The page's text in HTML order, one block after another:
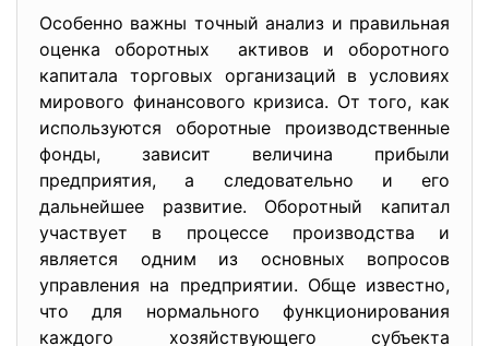
Особенно важны точный анализ и правильная
оценка оборотных активов и оборотного
капитала торговых организаций в условиях
мирового финансового кризиса. От того, как
используются оборотные производственные
фонды, зависит величина прибыли
предприятия, а следовательно и его
дальнейшее развитие. Оборотный капитал
участвует в процессе производства и
является одним из основных вопросов
управления на предприятии. Обще известно,
что для нормального функционирования
каждого хозяйствующего субъекта